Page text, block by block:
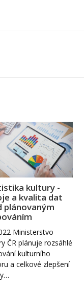
kultury -
a kvalita dat
plánovaným
Ministerstvo
ČR plánuje rozsáhlé
kulturního
a celkové zlepšení